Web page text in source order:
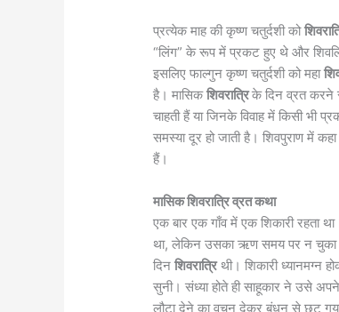
प्रत्येक माह की कृष्ण चतुर्दशी को
“लिंग” के रूप में प्रकट हुए थे और श‍िवलिंग
इसलिए फाल्गुन कृष्ण चतुर्दशी को महा
है। मासिकशिवरात्रिके दिन व्रत करने से
चाहती हैं या जिनके विवाह में किसी भी
समस्या दूर हो जाती है। शिवपुराण में
हैं।
मासिक शिवरात्रि व्रत कथा
एक बार एक गाँव में एक शिकारी रहता
था, लेकिन उसका ऋण समय पर न चुका
दिनशिवरात्रिथी। शिकारी ध्यानमग्न
सुनी। संध्या होते ही साहूकार ने उसे
लौटा देने का वचन देकर बंधन से छूट